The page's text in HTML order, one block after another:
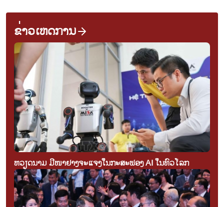
ຂ່າວເຫດການ
ຫວຽດນາມ ມີໜ້າຢ່າງຈະແຈ້ງໃນກະສະຟອງ AI ໃນທົ່ວໂລກ